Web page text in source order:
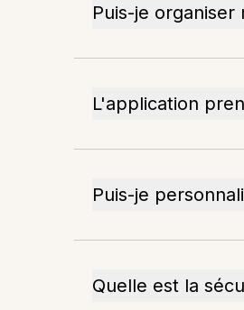
Puis-je organiser
L'application
Puis-je
Quelle est la